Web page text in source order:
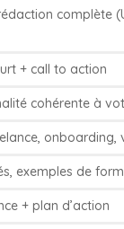
complète
+ call to action
cohérente à
onboarding,
exemples de
+ plan d’action